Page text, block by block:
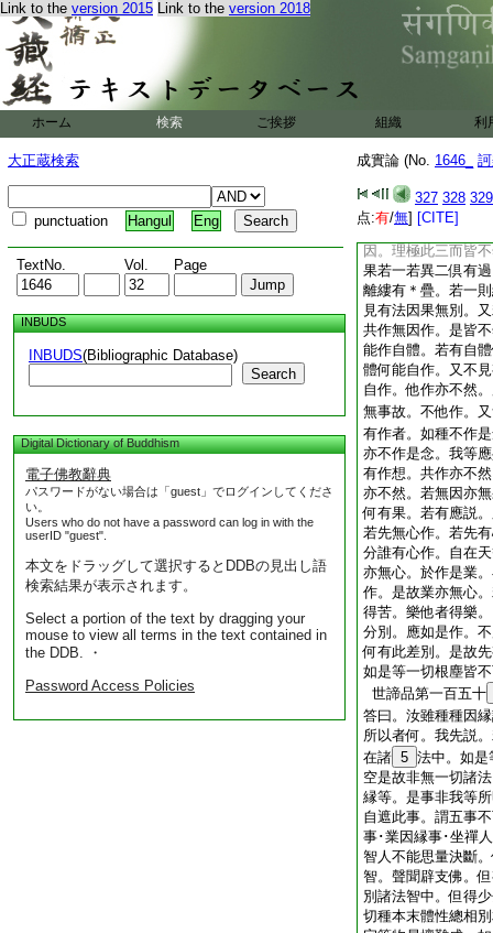
Link to the version 2015 Link to the version 2018
ホーム 検索 ご挨拶 組織 利
大正蔵検索
punctuation Hangul Eng
TextNo. Vol. Page
INBUDS
INBUDS(Bibliographic Database)
Search
Digital Dictionary of Buddhism
電子佛教辭典
パスワードがない場合は「guest」でログインしてくださ
い。
Users who do not have a password can log in with the
userID "guest".
本文をドラッグして選択するとDDBの見出し語
検索結果が表示されます。
Select a portion of the text by dragging your
mouse to view all terms in the text contained in
the DDB. ・
Password Access Policies
成實論 (No. 1646_
327 328 329
点:有/無] [CITE]
作時名作。答曰。
作分已墮作中。所
作時。又若瓶有作
已失滅
業成。是中作者實
分於作無事故無作
無。又因於果若先
者何。若先因後果
無父云何生子。若
何生果。如父未生
則無此理。如二角
因。理極此三而皆
果若一若異二倶有
離縷有＊疊。若一
見有法因果無別。
共作無因作。是皆
能作自體。若有自
體何能自作。又不
自作。他作亦不然
無事故。不他作。
有作者。如種不作
亦不作是念。我等
有作想。共作亦不
亦不然。若無因亦
何有果。若有應説
若先無心作。若先
分誰有心作。自在
亦無心。於作是業
作。是故業亦無心
得苦。樂他者得樂
分別。應如是作。
何有此差別。是故
如是等一切根塵皆
世諦品第一百五十
答曰。汝雖種種因
所以者何。我先説
在諸 5 法中。如是
空是故非無一切諸
縁等。是事非我等
自遮此事。謂五事
事･業因縁事･坐禪
智人不能思量決斷
智。聲聞辟支佛。
別諸法智中。但得
切種本末體性總相